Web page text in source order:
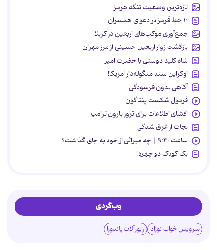
تازه‌ترین وضعیت تنگه هرمز
۱۰ خط قرمز در دعوای همسران
جمع‌آوری موکب‌های اربعین در کربلا
بازگشت زوار اربعین حسینی از مرز مهران
شاه کلید دوستی با حضرت امیر
اوکراین سند منگوله‌دار آمریکا!
آگاهی بدون فرسودگی
فرمول شکست پنتاگون
افشای اطلاعات برای ترور بارون ترامپ
نجات از غرق شدگی
ساعت ۹:۴۰ | چه میراثی از خود به جای گذاشت؟
یک کودک دو چهره!
وب‌گردی
سرویس خواب نوزاد زیورآلات پاندورا